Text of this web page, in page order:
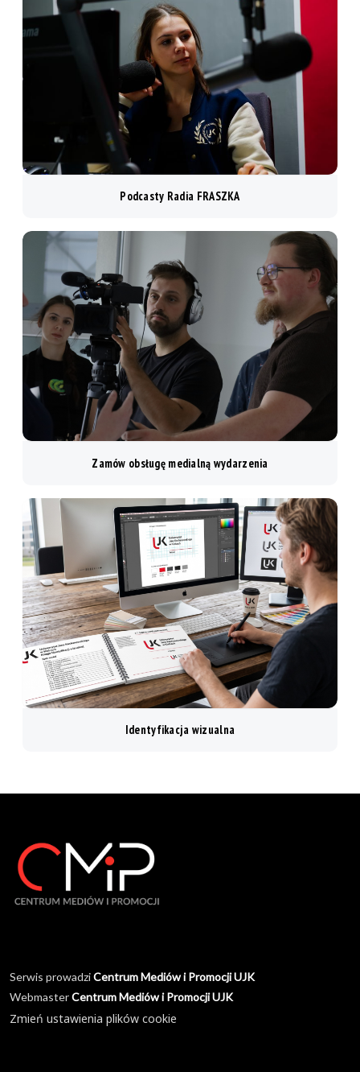
Podcasty Radia FRASZKA
Zamów obsługę medialną wydarzenia
Identyfikacja wizualna
Serwis prowadziCentrum Mediów i Promocji UJK
WebmasterCentrum Mediów i Promocji UJK
Zmień ustawienia plików cookie